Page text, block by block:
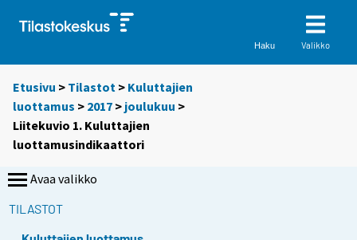
Haku Valikko
Etusivu > Tilastot > Kuluttajien
luottamus > 2017 > joulukuu >
Liitekuvio 1. Kuluttajien
luottamusindikaattori
Avaa valikko
TILASTOT